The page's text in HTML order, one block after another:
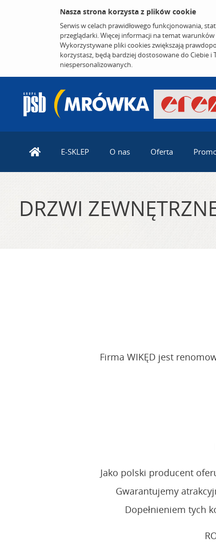
Nasza strona korzysta z plików cookie
Serwis w celach prawidłowego funkcjonowania,
przeglądarki. Więcej informacji na temat
Wykorzystywane pliki cookies zwiększają
korzystasz, będą bardziej dostosowane do Ciebie
niespersonalizowanych.
E-SKLEP O nas Oferta
DRZWI
Firma WIKĘD jest
Jako polski producent
Gwarantujemy
Dopełnieniem tych